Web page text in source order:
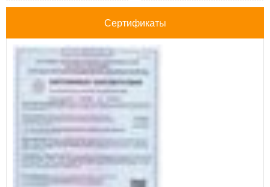
Сертификаты